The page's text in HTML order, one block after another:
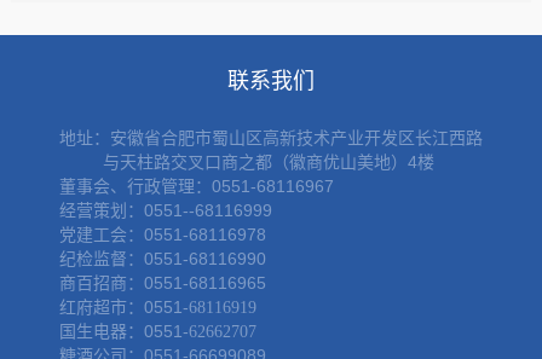
联系我们
地址： 安徽省合肥市蜀山区高新技术产业开发区长江西路
与天柱路交叉口商之都（徽商优山美地）4楼
董事会、行政管理：0551-68116967
经营策划：0551--68116999
党建工会：0551-68116978
纪检监督：0551-68116990
商百招商：0551-68116965
红府超市：0551-68116919
国生电器：0551-62662707
糖酒公司：0551-66699089